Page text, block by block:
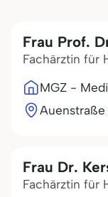
Frau Prof.
Fachärztin für
MGZ -
Auenstraße
Frau Dr.
Fachärztin für